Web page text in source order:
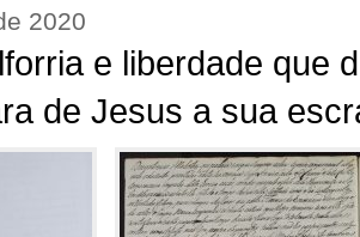
2020
e liberdade que
de Jesus a sua